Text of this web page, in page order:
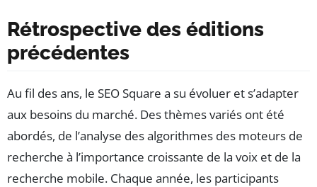
Rétrospective des éditions
précédentes
Au fil des ans, le SEO Square a su évoluer et s’adapter
aux besoins du marché. Des thèmes variés ont été
abordés, de l’analyse des algorithmes des moteurs de
recherche à l’importance croissante de la voix et de la
recherche mobile. Chaque année, les participants